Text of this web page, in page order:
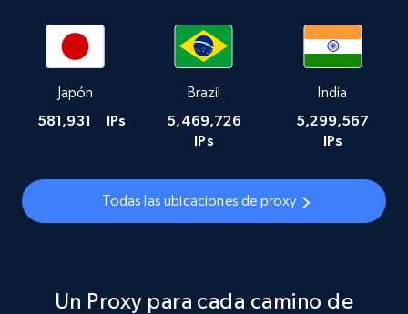
Japón
581,931 IPs
Brazil
5,469,726
IPs
India
5,299,567
IPs
Todas las ubicaciones de proxy
Un Proxy para cada camino de